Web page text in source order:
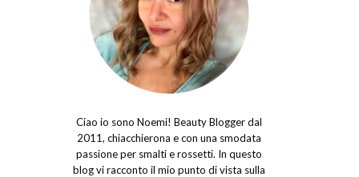
Ciao io sono Noemi! Beauty Blogger dal
2011, chiacchierona e con una smodata
passione per smalti e rossetti. In questo
blog vi racconto il mio punto di vista sulla